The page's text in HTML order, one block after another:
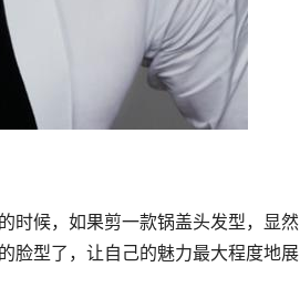
时候，如果剪一款锅盖头发型，显然
脸型了，让自己的魅力最大程度地展